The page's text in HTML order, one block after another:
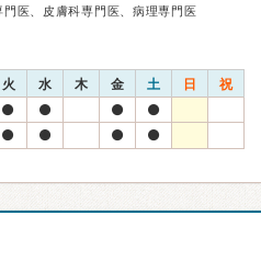
医、皮膚科専門医、病理専門医
火 水 木 金 土 日 祝